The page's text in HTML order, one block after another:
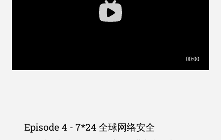
Episode 4 - 7*24 全球网络安全